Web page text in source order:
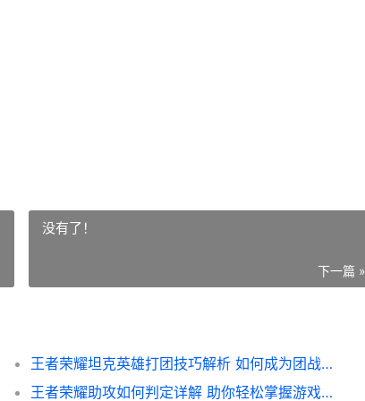
没有了！
下一篇 »
王者荣耀坦克英雄打团技巧解析 如何成为团战中的坚实后盾
王者荣耀助攻如何判定详解 助你轻松掌握游戏助攻技巧